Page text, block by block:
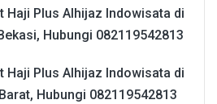
Haji Plus Alhijaz Indowisata di
Hubungi 082119542813
Haji Plus Alhijaz Indowisata di
Hubungi 082119542813